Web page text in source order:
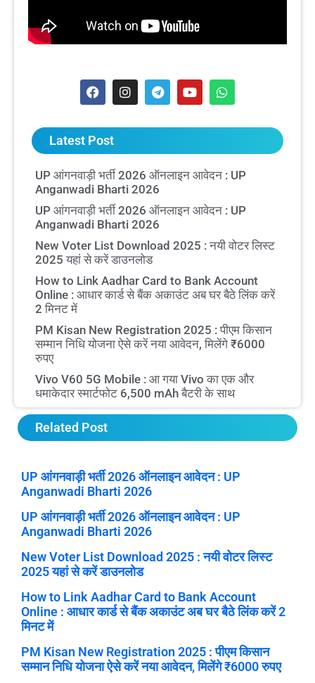
Latest Post
UP आंगनवाड़ी भर्ती 2026 ऑनलाइन आवेदन : UP
Anganwadi Bharti 2026
UP आंगनवाड़ी भर्ती 2026 ऑनलाइन आवेदन : UP
Anganwadi Bharti 2026
New Voter List Download 2025 : नयी वोटर लिस्ट
2025 यहां से करें डाउनलोड
How to Link Aadhar Card to Bank Account
Online : आधार कार्ड से बैंक अकाउंट अब घर बैठे लिंक करें
2 मिनट में
PM Kisan New Registration 2025 : पीएम किसान
सम्मान निधि योजना ऐसे करें नया आवेदन, मिलेंगे ₹6000
रुपए
Vivo V60 5G Mobile : आ गया Vivo का एक और
धमाकेदार स्मार्टफोट 6,500 mAh बैटरी के साथ
Related Post
UP आंगनवाड़ी भर्ती 2026 ऑनलाइन आवेदन : UP
Anganwadi Bharti 2026
UP आंगनवाड़ी भर्ती 2026 ऑनलाइन आवेदन : UP
Anganwadi Bharti 2026
New Voter List Download 2025 : नयी वोटर लिस्ट
2025 यहां से करें डाउनलोड
How to Link Aadhar Card to Bank Account
Online : आधार कार्ड से बैंक अकाउंट अब घर बैठे लिंक करें 2
मिनट में
PM Kisan New Registration 2025 : पीएम किसान
सम्मान निधि योजना ऐसे करें नया आवेदन, मिलेंगे ₹6000 रुपए